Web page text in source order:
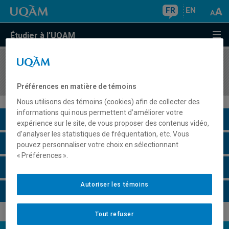
FR EN
Étudier à l'UQAM
COURS//
Description du cours
Horaire - Été 2026
Préférences en matière de témoins
Nous utilisons des témoins (cookies) afin de collecter des
informations qui nous permettent d’améliorer votre
expérience sur le site, de vous proposer des contenus vidéo,
d’analyser les statistiques de fréquentation, etc. Vous
pouvez personnaliser votre choix en sélectionnant
« Préférences ».
Tout refuser
Autoriser les témoins